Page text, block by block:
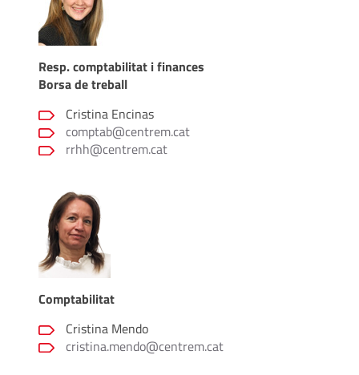
Resp. comptabilitat i finances
Borsa de treball
Cristina Encinas
comptab@centrem.cat
rrhh@centrem.cat
Comptabilitat
Cristina Mendo
cristina.mendo@centrem.cat